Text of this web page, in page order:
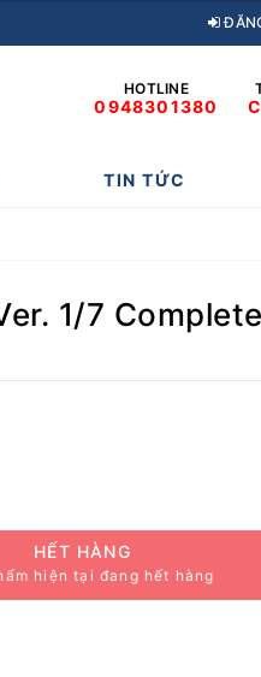
HOTLINE
0948301380
TIN TỨC
1/7
HẾT HÀNG
hiện tại đang hết hàng